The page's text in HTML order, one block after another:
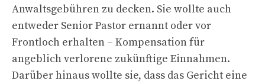
Anwaltsgebühren zu decken. Sie wollte auch
entweder Senior Pastor ernannt oder vor
Frontloch erhalten – Kompensation für
angeblich verlorene zukünftige Einnahmen.
Darüber hinaus wollte sie, dass das Gericht eine